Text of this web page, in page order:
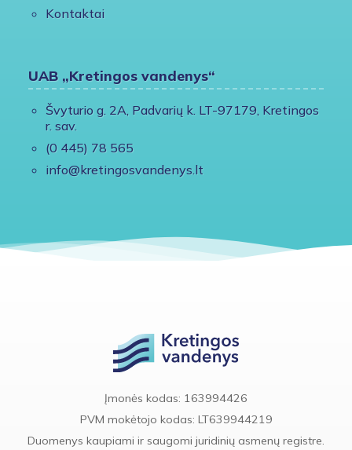
Kontaktai
UAB „Kretingos vandenys“
Švyturio g. 2A, Padvarių k. LT-97179, Kretingos
r. sav.
(0 445) 78 565
info@kretingosvandenys.lt
Įmonės kodas: 163994426
PVM mokėtojo kodas: LT639944219
Duomenys kaupiami ir saugomi juridinių asmenų registre.